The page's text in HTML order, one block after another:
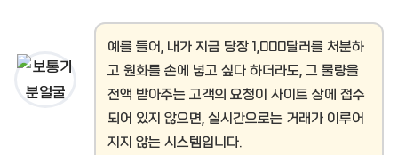
예를 들어, 내가 지금 당장 1,000달러를 처분하
고 원화를 손에 넣고 싶다 하더라도, 그 물량을
전액 받아주는 고객의 요청이 사이트 상에 접수
되어 있지 않으면, 실시간으로는 거래가 이루어
지지 않는 시스템입니다.